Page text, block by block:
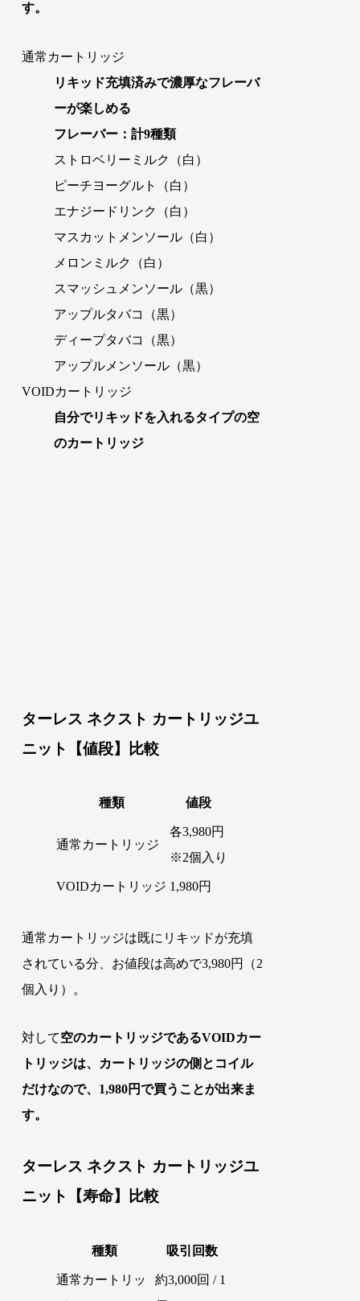
す。
通常カートリッジ
リキッド充填済みで濃厚なフレーバ
ーが楽しめる
フレーバー：計9種類
ストロベリーミルク（白）
ピーチヨーグルト（白）
エナジードリンク（白）
マスカットメンソール（白）
メロンミルク（白）
スマッシュメンソール（黒）
アップルタバコ（黒）
ディープタバコ（黒）
アップルメンソール（黒）
VOIDカートリッジ
自分でリキッドを入れるタイプの空
のカートリッジ
ターレス ネクスト カートリッジユ
ニット【値段】比較
種類 値段
通常カートリッジ
各3,980円
※2個入り
VOIDカートリッジ 1,980円
通常カートリッジは既にリキッドが充填
されている分、お値段は高めで3,980円（2
個入り）。
対して空のカートリッジであるVOIDカー
トリッジは、カートリッジの側とコイル
だけなので、1,980円で買うことが出来ま
す。
ターレス ネクスト カートリッジユ
ニット【寿命】比較
種類 吸引回数
通常カートリッ
約3,000回 / 1